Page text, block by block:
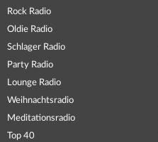
Rock Radio
Oldie Radio
Schlager Radio
Party Radio
Lounge Radio
Weihnachtsradio
Meditationsradio
Top 40